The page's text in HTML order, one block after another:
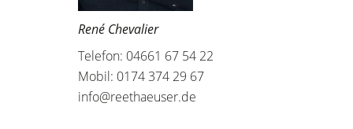
René Chevalier
Telefon: 04661 67 54 22
Mobil: 0174 374 29 67
info@reethaeuser.de